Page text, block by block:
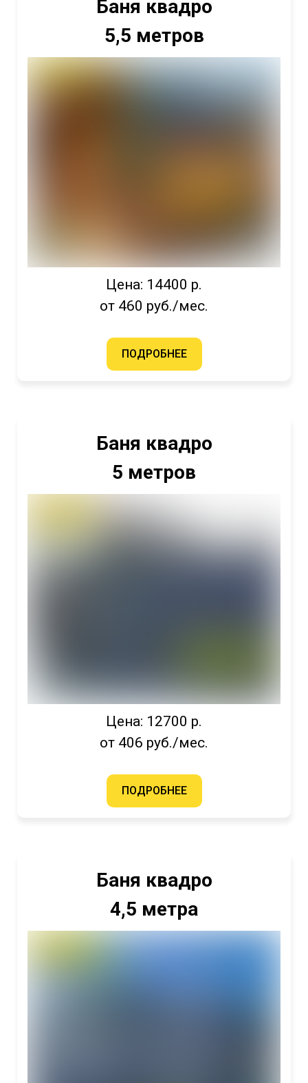
Баня квадро
5,5 метров
Цена: 14400 р.
от 460 руб./мес.
ПОДРОБНЕЕ
Баня квадро
5 метров
Цена: 12700 р.
от 406 руб./мес.
ПОДРОБНЕЕ
Баня квадро
4,5 метра